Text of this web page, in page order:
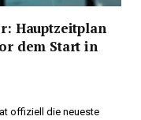
Hauptzeitplan
dem Start in
offiziell die neueste